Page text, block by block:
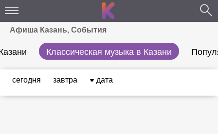
Афиша Казань, События
Классическая музыка в Казани
сегодня завтра дата